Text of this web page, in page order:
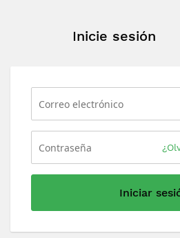
Inicie sesión
Iniciar